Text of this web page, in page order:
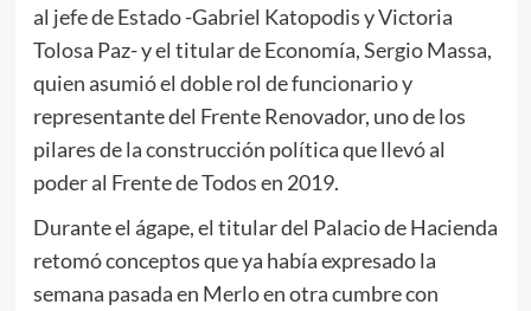
al jefe de Estado -Gabriel Katopodis y Victoria
Tolosa Paz- y el titular de Economía, Sergio Massa,
quien asumió el doble rol de funcionario y
representante del Frente Renovador, uno de los
pilares de la construcción política que llevó al
poder al Frente de Todos en 2019.
Durante el ágape, el titular del Palacio de Hacienda
retomó conceptos que ya había expresado la
semana pasada en Merlo en otra cumbre con